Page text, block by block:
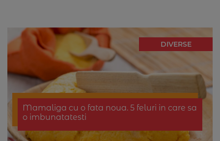
DIVERSE
Mamaliga cu o fata noua. 5 feluri in care sa
o imbunatatesti